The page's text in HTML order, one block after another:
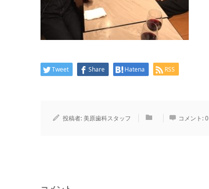
Tweet Share Hatena RSS
投稿者:美原歯科スタッフ コメント:0